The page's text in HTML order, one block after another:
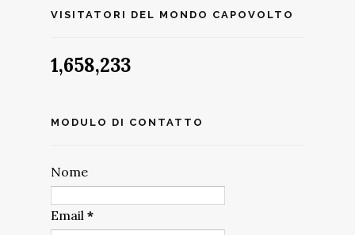
VISITATORI DEL MONDO CAPOVOLTO
1,658,233
MODULO DI CONTATTO
Nome
Email *